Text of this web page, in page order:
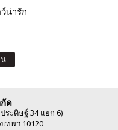
น่ารัก
ด
ระดิษฐ์ 34 แยก 6)
ทพฯ 10120